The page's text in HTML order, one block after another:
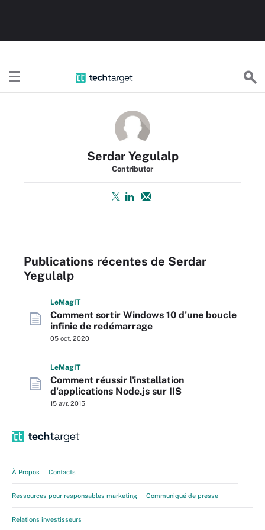
Serdar Yegulalp
Contributor
Publications récentes de Serdar
Yegulalp
LeMagIT
Comment sortir Windows 10 d’une boucle
infinie de redémarrage
05 oct. 2020
LeMagIT
Comment réussir l'installation
d'applications Node.js sur IIS
15 avr. 2015
À Propos Contacts
Ressources pour responsables marketing Communiqué de presse
Relations investisseurs